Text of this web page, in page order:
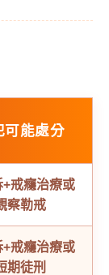
可能處分
+戒癮治療或
察勒戒
+戒癮治療或
期徒刑